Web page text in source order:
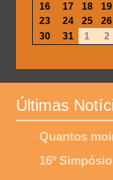
16
17 18 19
23
24 25 26
30
31 1 2
Últimas
Quantos
16º